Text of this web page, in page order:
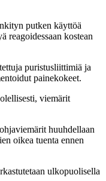
putken käyttöä
reagoidessaan kostean
puristusliittimiä ja
painekokeet.
viemärit
huuhdellaan
oikea tuenta ennen
ulkopuolisella